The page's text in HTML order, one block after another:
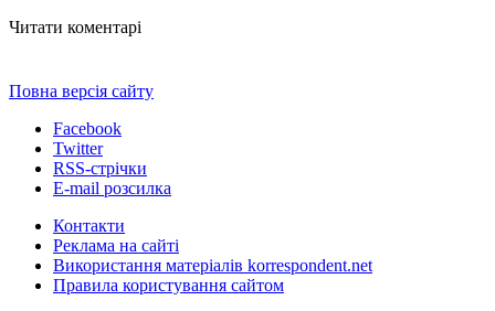
Читати коментарі
Повна версія сайту
Facebook
Twitter
RSS-стрічки
E-mail розсилка
Контакти
Реклама на сайті
Використання матеріалів korrespondent.net
Правила користування сайтом